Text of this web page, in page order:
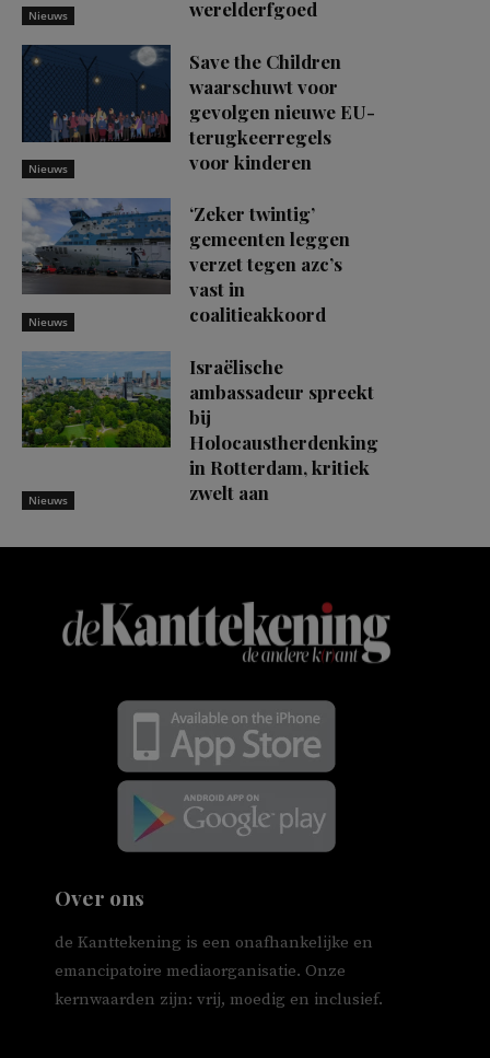
Nieuws
werelderfgoed
Nieuws
Save the Children
waarschuwt voor
gevolgen nieuwe EU-
terugkeerregels
voor kinderen
Nieuws
‘Zeker twintig’
gemeenten leggen
verzet tegen azc’s
vast in
coalitieakkoord
Nieuws
Israëlische
ambassadeur spreekt
bij
Holocaustherdenking
in Rotterdam, kritiek
zwelt aan
Over ons
de Kanttekening is een onafhankelijke en
emancipatoire mediaorganisatie. Onze
kernwaarden zijn: vrij, moedig en inclusief.